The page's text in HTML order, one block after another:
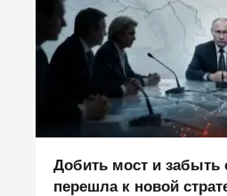
Добить мост и забыть
перешла к новой